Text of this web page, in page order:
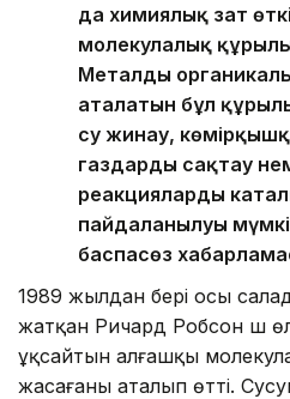
да химиялық зат
молекулалық
Металды
аталатын бұл
су жинау,
газдарды сақтау
реакцияларды
пайдаланылуы
баспасөз
1989 жылдан бері осы
жатқан Ричард Робсон үш
ұқсайтын алғашқы
жасағаны аталып өтті.